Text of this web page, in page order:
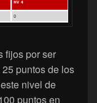
fijos por ser
puntos de los
nivel de
puntos en